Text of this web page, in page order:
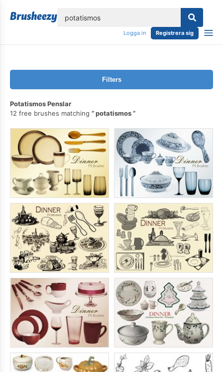
Logga in Registrera sig
Filters
Potatismos Penslar
12 free brushes matching
potatismos